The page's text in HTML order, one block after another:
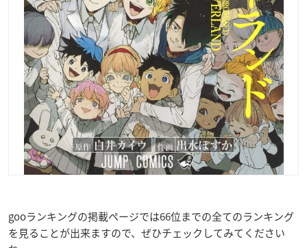
gooランキングの掲載ページでは66位までの全てのランキング
を見ることが出来ますので、ぜひチェックしてみてください